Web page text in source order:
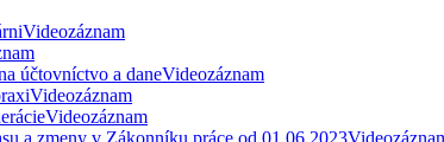
Videozáznam
účtovníctvo a daneVideozáznam
Videozáznam
Videozáznam
a zmeny v Zákonníku práce od 01.06.2023